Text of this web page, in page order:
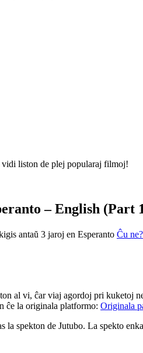
vidi liston de plej popularaj filmoj!
– English (Part
antaŭ 3 jaroj en Esperanto Ĉu ne?
al vi, ĉar viaj agordoj pri kuketoj
ĉe la originala platformo: Originala
la spekton de Jutubo. La spekto